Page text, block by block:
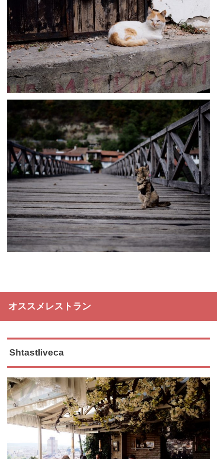
オススメレストラン
Shtastliveca